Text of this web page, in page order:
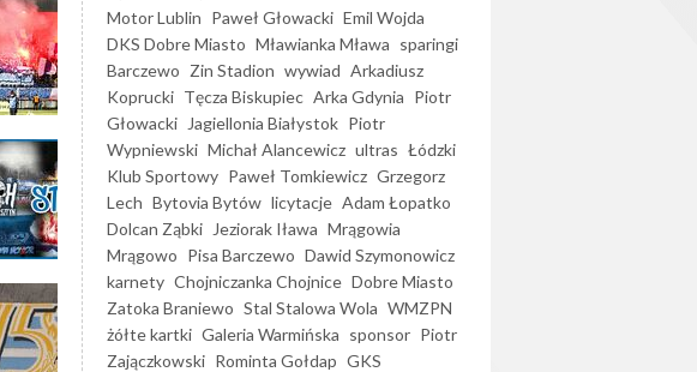
Motor Lublin Paweł Głowacki Emil Wojda
DKS Dobre Miasto Mławianka Mława sparingi
Barczewo Zin Stadion wywiad Arkadiusz
Koprucki Tęcza Biskupiec Arka Gdynia Piotr
Głowacki
Jagiellonia Białystok Piotr
Wypniewski Michał Alancewicz ultras Łódzki
Klub Sportowy Paweł Tomkiewicz Grzegorz
Lech Bytovia Bytów licytacje Adam Łopatko
Dolcan Ząbki
Jeziorak Iława Mrągowia
Mrągowo Pisa Barczewo Dawid Szymonowicz
karnety Chojniczanka Chojnice Dobre Miasto
Zatoka Braniewo Stal Stalowa Wola WMZPN
żółte kartki Galeria Warmińska sponsor Piotr
Zajączkowski Rominta Gołdap GKS